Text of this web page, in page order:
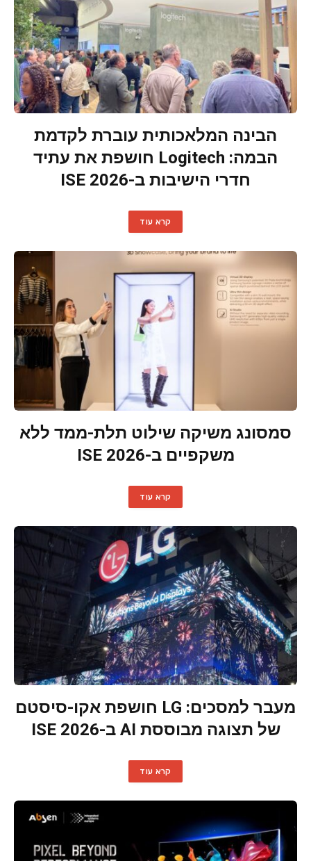
הבינה המלאכותית עוברת לקדמת
הבמה: Logitech חושפת את עתיד
חדרי הישיבות ב-ISE 2026
קרא עוד
סמסונג משיקה שילוט תלת-ממד ללא
משקפיים ב-ISE 2026
קרא עוד
מעבר למסכים: LG חושפת אקו-סיסטם
של תצוגה מבוססת AI ב-ISE 2026
קרא עוד